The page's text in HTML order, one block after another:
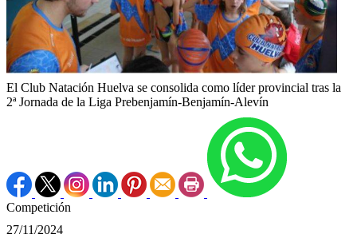
El Club Natación Huelva se consolida como líder provincial tras la
2ª Jornada de la Liga Prebenjamín-Benjamín-Alevín
Competición
27/11/2024